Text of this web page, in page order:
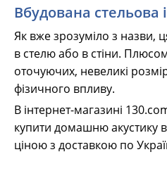
Вбудована стельова
Як вже зрозуміло з назви,
в стелю або в стіни. Плюсом
оточуючих, невеликі
фізичного впливу.
В інтернет-магазині
купити домашню акустику
ціною з доставкою по